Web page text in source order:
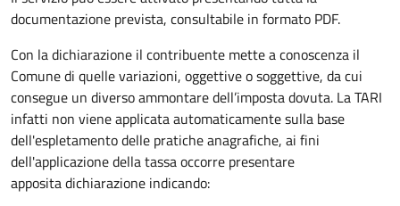
documentazione prevista, consultabile in formato PDF.
Con la dichiarazione il contribuente mette a conoscenza il
Comune di quelle variazioni, oggettive o soggettive, da cui
consegue un diverso ammontare dell’imposta dovuta. La TARI
infatti non viene applicata automaticamente sulla base
dell'espletamento delle pratiche anagrafiche, ai fini
dell'applicazione della tassa occorre presentare
apposita dichiarazione indicando: